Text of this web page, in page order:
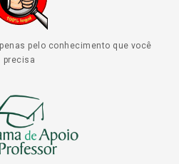
pelo conhecimento que você
precisa